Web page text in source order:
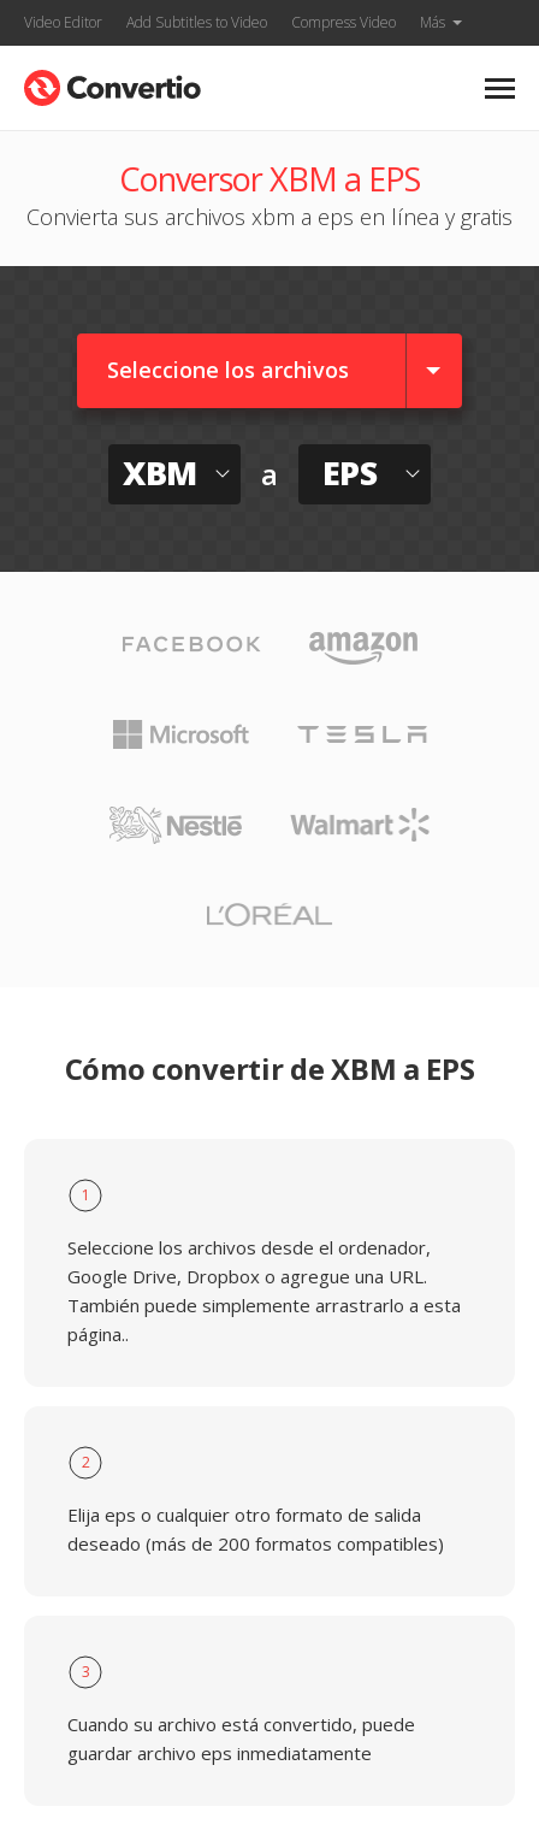
Video Editor Add Subtitles to Video Compress Video Más
Conversor XBM a EPS
Convierta sus archivos xbm a eps en línea y gratis
Seleccione los archivos
XBM a EPS
Cómo convertir de XBM a EPS
1
Seleccione los archivos desde el ordenador,
Google Drive, Dropbox o agregue una URL.
También puede simplemente arrastrarlo a esta
página..
2
Elija eps o cualquier otro formato de salida
deseado (más de 200 formatos compatibles)
3
Cuando su archivo está convertido, puede
guardar archivo eps inmediatamente